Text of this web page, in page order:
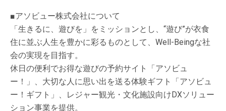
■アソビュー株式会社について
「生きるに、遊びを」をミッションとし、“遊び”が衣食
住に並ぶ人生を豊かに彩るものとして、Well-Beingな社
会の実現を目指す。
休日の便利でお得な遊びの予約サイト「アソビュ
ー！」、大切な人に思い出を送る体験ギフト「アソビュ
ー！ギフト」、レジャー観光・文化施設向けDXソリュー
ション事業を提供。